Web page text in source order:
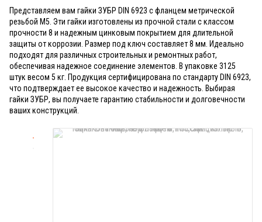
Представляем вам гайки ЗУБР DIN 6923 с фланцем метрической
резьбой M5. Эти гайки изготовлены из прочной стали с классом
прочности 8 и надежным цинковым покрытием для длительной
защиты от коррозии. Размер под ключ составляет 8 мм. Идеально
подходят для различных строительных и ремонтных работ,
обеспечивая надежное соединение элементов. В упаковке 3125
штук весом 5 кг. Продукция сертифицирована по стандарту DIN 6923,
что подтверждает ее высокое качество и надежность. Выбирая
гайки ЗУБР, вы получаете гарантию стабильности и долговечности
ваших конструкций.